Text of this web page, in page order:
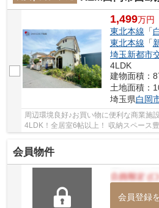
1,499万円
東北本線 「
東北本線 「
4LDK
建物面積：
土地面積：
埼玉県白岡
周辺環境良好♪お買い物に便利な商業施
4LDK！全居室6帖以上！ 収納スペース豊富で片
気軽にお声がけください♪ 駅からの送迎
会員物件
会員登録